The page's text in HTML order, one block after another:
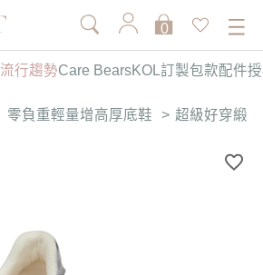
0
流行趨勢Care BearsKOL訂製包款配件
零負重輕量增高厚底鞋 > 超級好穿緞